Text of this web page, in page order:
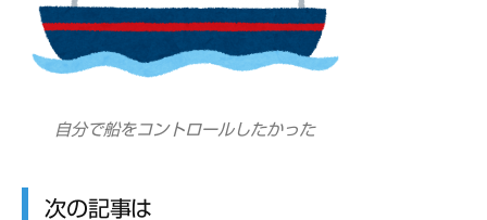
自分で船をコントロールしたかった
次の記事は